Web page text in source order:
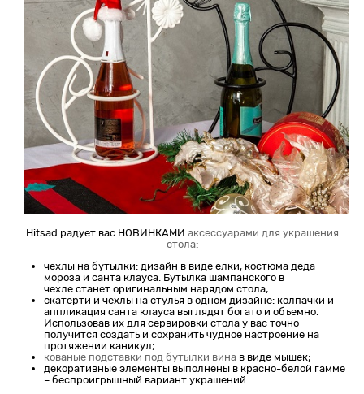
Hitsad радует вас НОВИНКАМИ аксессуарами для украшения
стола:
чехлы на бутылки: дизайн в виде елки, костюма деда
мороза и санта клауса. Бутылка шампанского в
чехле станет оригинальным нарядом стола;
скатерти и чехлы на стулья в одном дизайне: колпачки и
аппликация санта клауса выглядят богато и объемно.
Использовав их для сервировки стола у вас точно
получится создать и сохранить чудное настроение на
протяжении каникул;
кованые подставки под бутылки вина в виде мышек;
декоративные элементы выполнены в красно-белой гамме
– беспроигрышный вариант украшений.